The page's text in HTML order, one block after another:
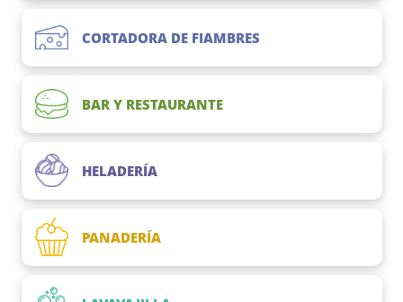
CORTADORA DE FIAMBRES
BAR Y RESTAURANTE
HELADERÍA
PANADERÍA